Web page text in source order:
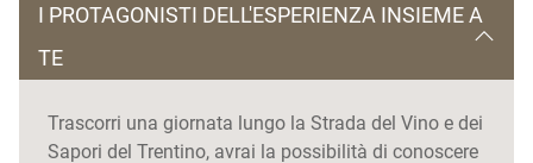
I PROTAGONISTI DELL'ESPERIENZA INSIEME A
TE
Trascorri una giornata lungo la Strada del Vino e dei
Sapori del Trentino, avrai la possibilità di conoscere